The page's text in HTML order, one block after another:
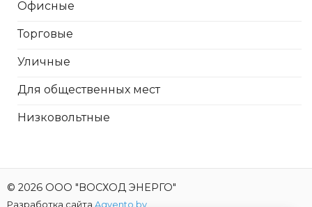
Офисные
Торговые
Уличные
Для общественных мест
Низковольтные
© 2026 ООО "ВОСХОД ЭНЕРГО"
Разработка сайта Agvento.by